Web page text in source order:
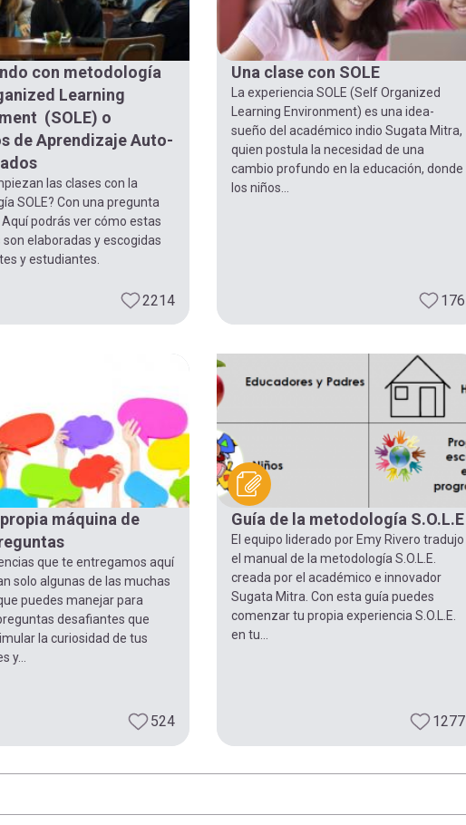
con metodología
Learning
(SOLE) o
de Aprendizaje Auto-
las clases con la
SOLE? Con una pregunta
podrás ver cómo estas
elaboradas y escogidas
y estudiantes.
2214
Una clase con SOLE
La experiencia SOLE (Self Organized
Learning Environment) es una idea-
sueño del académico indio Sugata Mitra,
quien postula la necesidad de una
cambio profundo en la educación, donde
los niños...
176
máquina de
que te entregamos aquí
solo algunas de las muchas
puedes manejar para
desafiantes que
la curiosidad de tus
y...
524
Guía de la metodología S.O.L.E
El equipo liderado por Emy Rivero tradujo
el manual de la metodología S.O.L.E.
creada por el académico e innovador
Sugata Mitra. Con esta guía puedes
comenzar tu propia experiencia S.O.L.E.
en tu...
1277